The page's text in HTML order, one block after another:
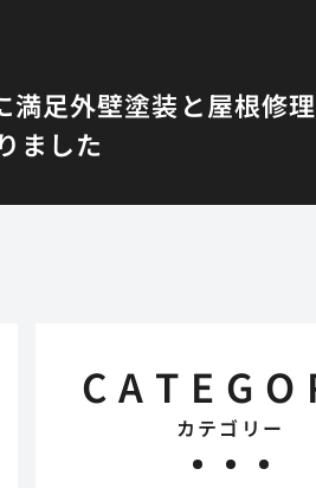
満足外壁塗装と屋根修
ました
カテゴリー